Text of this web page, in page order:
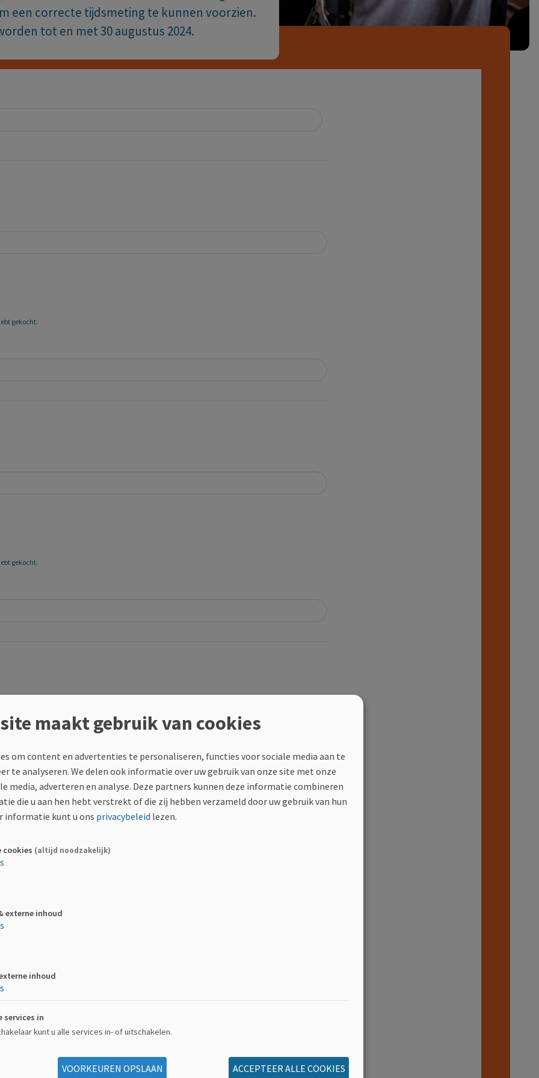
een correcte tijdsmeting te kunnen voorzien.
tot en met 30 augustus 2024.
gekocht.
gekocht.
gekocht.
gekocht.
maakt gebruik van cookies
om content en advertenties te personaliseren, functies voor sociale media aan te
te analyseren. We delen ook informatie over uw gebruik van onze site met onze
media, adverteren en analyse. Deze partners kunnen deze informatie combineren
die u aan hen hebt verstrekt of die zij hebben verzameld door uw gebruik van hun
informatie kunt u ons privacybeleid lezen.
cookies (altijd noodzakelijk)
externe inhoud
inhoud
services in
kunt u alle services in- of uitschakelen.
VOORKEUREN OPSLAAN ACCEPTEER ALLE COOKIES